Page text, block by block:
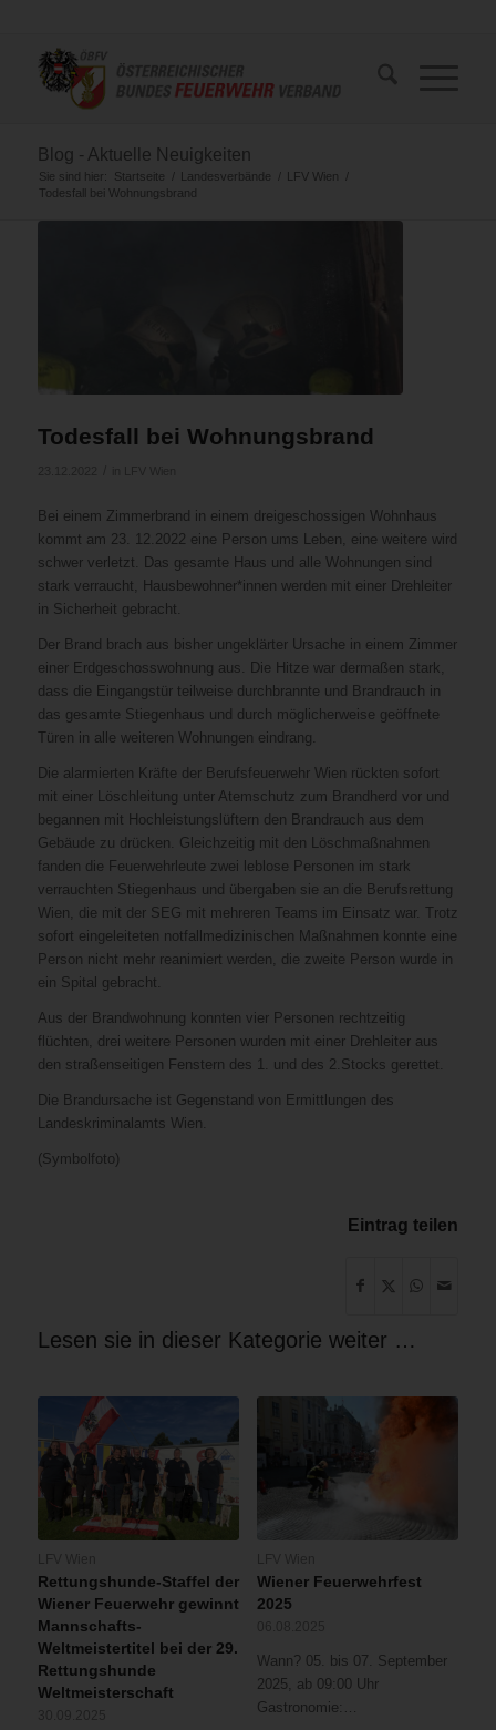
Blog - Aktuelle Neuigkeiten
Sie sind hier: Startseite / Landesverbände / LFV Wien
/
Todesfall bei Wohnungsbrand
Todesfall bei Wohnungsbrand
Bei einem Zimmerbrand in einem dreigeschossigen Wohnhaus
kommt am 23. 12.2022 eine Person ums Leben, eine weitere wird
schwer verletzt. Das gesamte Haus und alle Wohnungen sind
stark verraucht, Hausbewohner*innen werden mit einer Drehleiter
in Sicherheit gebracht.
Der Brand brach aus bisher ungeklärter Ursache in einem Zimmer
einer Erdgeschosswohnung aus. Die Hitze war dermaßen stark,
dass die Eingangstür teilweise durchbrannte und Brandrauch in
das gesamte Stiegenhaus und durch möglicherweise geöffnete
Türen in alle weiteren Wohnungen eindrang.
Die alarmierten Kräfte der Berufsfeuerwehr Wien rückten sofort
mit einer Löschleitung unter Atemschutz zum Brandherd vor und
begannen mit Hochleistungslüftern den Brandrauch aus dem
Gebäude zu drücken. Gleichzeitig mit den Löschmaßnahmen
fanden die Feuerwehrleute zwei leblose Personen im stark
verrauchten Stiegenhaus und übergaben sie an die Berufsrettung
Wien, die mit der SEG mit mehreren Teams im Einsatz war. Trotz
sofort eingeleiteten notfallmedizinischen Maßnahmen konnte eine
Person nicht mehr reanimiert werden, die zweite Person wurde in
ein Spital gebracht.
Aus der Brandwohnung konnten vier Personen rechtzeitig
flüchten, drei weitere Personen wurden mit einer Drehleiter aus
den straßenseitigen Fenstern des 1. und des 2.Stocks gerettet.
Die Brandursache ist Gegenstand von Ermittlungen des
Landeskriminalamts Wien.
(Symbolfoto)
Eintrag teilen
Lesen sie in dieser Kategorie weiter …
Rettungshunde-Staffel der
Wiener Feuerwehr gewinnt
Mannschafts-
Weltmeistertitel bei der 29.
Rettungshunde
Weltmeisterschaft
Wiener Feuerwehrfest
2025
Wann? 05. bis 07. September
2025, ab 09:00 Uhr
Gastronomie:…